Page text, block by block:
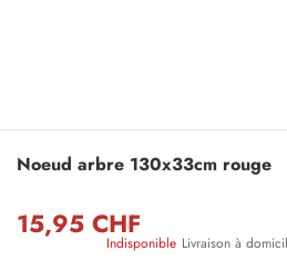
Noeud arbre 130x33cm rouge
15,95 CHF
Indisponible Livraison à